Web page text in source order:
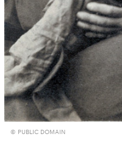
© PUBLIC DOMAIN